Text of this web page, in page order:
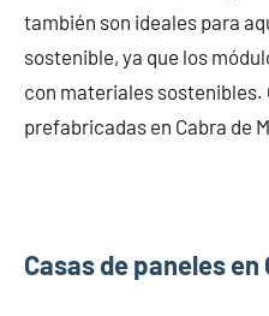
también son ideales para
sostenible, ya que los
con materiales sostenibles.
prefabricadas en Cabra de
Casas de paneles en